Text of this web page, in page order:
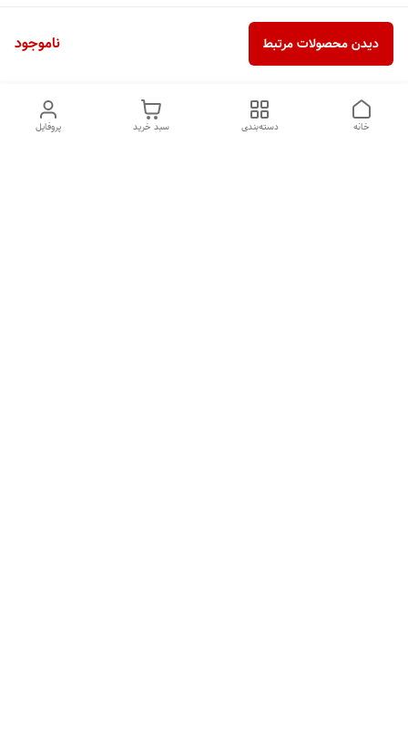
ناموجود دیدن محصولات مرتبط
پروفایل سبد خرید دسته‌بندی خانه